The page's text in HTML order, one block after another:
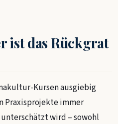
ist das Rückgrat
Kursen ausgiebig
Praxisprojekte immer
wird – sowohl